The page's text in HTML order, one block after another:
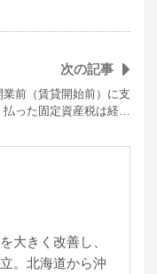
次の記事
業前（賃貸開始前）に支
払った固定資産税は経…
大きく改善し、
。北海道から沖